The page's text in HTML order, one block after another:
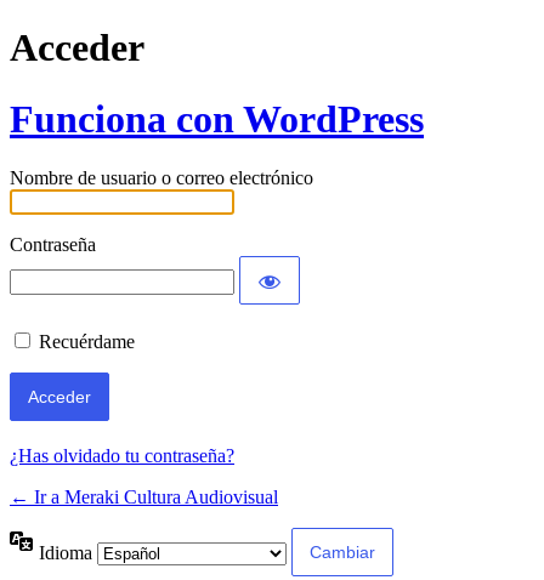
Acceder
Funciona con WordPress
Nombre de usuario o correo electrónico
Contraseña
Recuérdame
¿Has olvidado tu contraseña?
← Ir a Meraki Cultura Audiovisual
Idioma